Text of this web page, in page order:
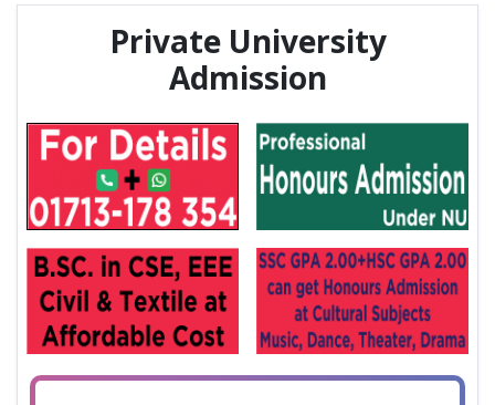
Private University
Admission